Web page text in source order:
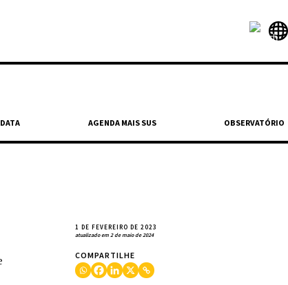
AGENDA MAIS SUS OBSERVATÓRIO
1 DE FEVEREIRO DE 2023
atualizado em 2 de maio de 2024
COMPARTILHE